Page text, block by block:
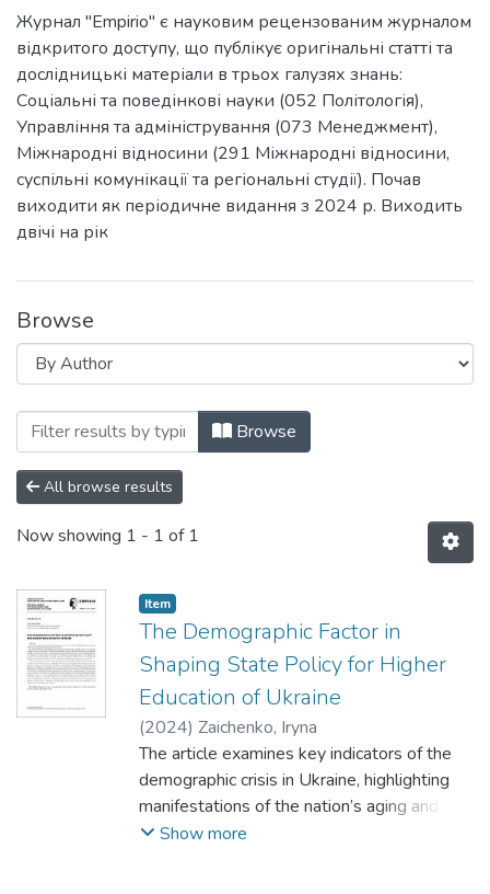
Журнал "Empirio" є науковим рецензованим журналом
відкритого доступу, що публікує оригінальні статті та
дослідницькі матеріали в трьох галузях знань:
Соціальні та поведінкові науки (052 Політологія),
Управління та адміністрування (073 Менеджмент),
Міжнародні відносини (291 Міжнародні відносини,
суспільні комунікації та регіональні студії). Почав
виходити як періодичне видання з 2024 р. Виходить
двічі на рік
Browse
Browsing Empirio by Author
Browse
All browse results
Now showing 1 - 1 of 1
Item
The Demographic Factor in
Shaping State Policy for Higher
Education of Ukraine
(2024) Zaichenko, Iryna
The article examines key indicators of the
demographic crisis in Ukraine, highlighting
manifestations of the nation’s aging and
natural population decline. It’s determined
Show more